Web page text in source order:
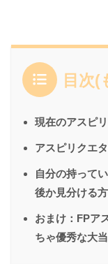
目次(
現在のアスピ
アスピリクエ
自分の持って
後か見分ける
おまけ：FPア
ちゃ優秀な大